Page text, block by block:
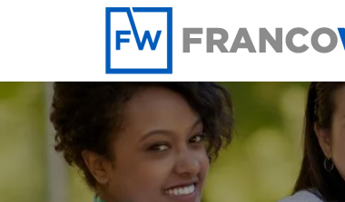
Panneau de gestion des cookies